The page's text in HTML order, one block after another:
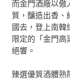
而金門酒廠以傲
質，釀造出香、
國去，登上南韓
限定的「金門
絕響。
臻選優質酒體熟